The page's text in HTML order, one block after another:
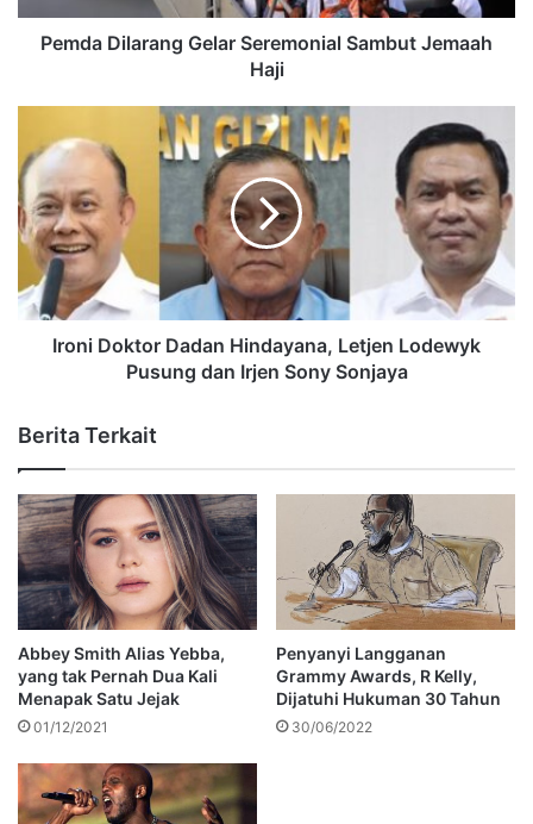
Pemda Dilarang Gelar Seremonial Sambut Jemaah
Haji
Ironi Doktor Dadan Hindayana, Letjen Lodewyk
Pusung dan Irjen Sony Sonjaya
Berita Terkait
Abbey Smith Alias Yebba,
yang tak Pernah Dua Kali
Menapak Satu Jejak
01/12/2021
Penyanyi Langganan
Grammy Awards, R Kelly,
Dijatuhi Hukuman 30 Tahun
30/06/2022